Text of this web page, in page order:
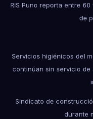
RIS Puno reporta entre
de
Servicios higiénicos del
continúan sin servicio
Sindicato de
durante